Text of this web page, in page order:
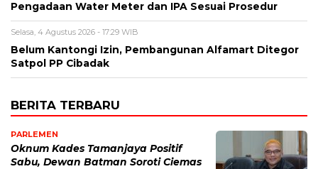
Pengadaan Water Meter dan IPA Sesuai Prosedur
Selasa, 4 Agustus 2026 - 17:29 WIB
Belum Kantongi Izin, Pembangunan Alfamart Ditegor
Satpol PP Cibadak
BERITA TERBARU
PARLEMEN
Oknum Kades Tamanjaya Positif
Sabu, Dewan Batman Soroti Ciemas